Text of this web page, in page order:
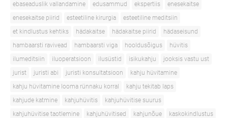
ebaseaduslik vallandamine
edusammud ekspertiis
enesekaitse
enesekaitse piirid
esteetiline kirurgia
esteetiline meditsiin
et kindlustus kehtiks
hädakaitse hädakaitse piirid
hädaseisund
hambaarsti ravivead
hambaarsti viga hooldusõigus
hüvitis
ilumeditsiin
iluoperatsioon ilusüstid isikukahju
jooksis vastu ust
jurist
juristi abi juristi konsultatsioon
kahju hüvitamine
kahju hüvitamine looma rünnaku korral
kahju tekitab laps
kahjude katmine
kahjuhüvitis
kahjuhüvitise suurus
kahjuhüvitise taotlemine
kahjuhüvitised kahjunõue
kaskokindlustus